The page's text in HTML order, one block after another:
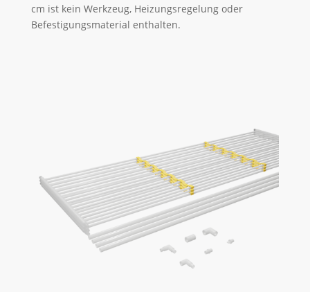
cm ist kein Werkzeug, Heizungsregelung oder
Befestigungsmaterial enthalten.